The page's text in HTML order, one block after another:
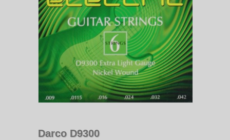
Darco D9300